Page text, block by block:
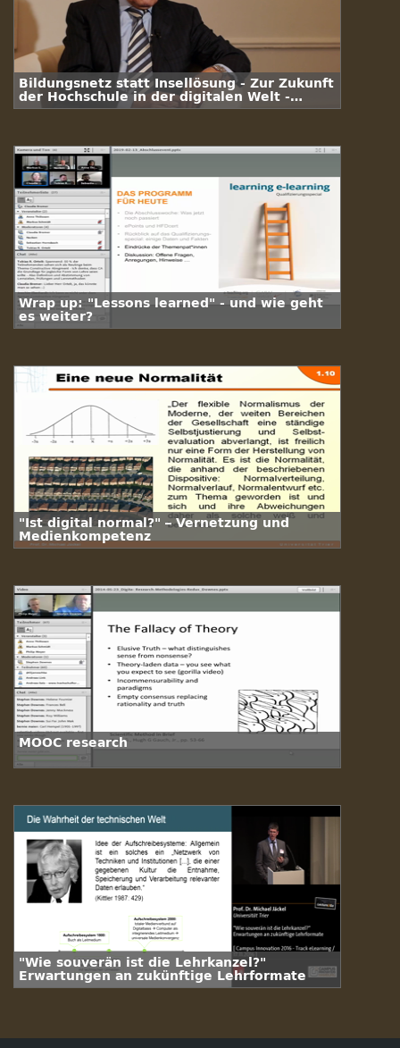
Bildungsnetz statt Insellösung - Zur Zukunft
der Hochschule in der digitalen Welt -
Interview Prof. Dr. Dr. h. c. mult. August-
Wrap up: "Lessons learned" - und wie geht
es weiter?
"Ist digital normal?" – Vernetzung und
Medienkompetenz
MOOC research
"Wie souverän ist die Lehrkanzel?"
Erwartungen an zukünftige Lehrformate